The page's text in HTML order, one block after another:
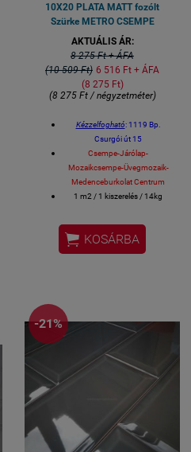
10X20 PLATA MATT fozólt
Szürke METRO CSEMPE
AKTUÁLIS ÁR:
8 275 Ft + ÁFA
(10 509 Ft) 6 516 Ft + ÁFA
(8 275 Ft)
(8 275 Ft / négyzetméter)
Kézzelfogható: 1119 Bp.
Csurgói út 15
Csempe-Járólap-
Mozaikcsempe-Üvegmozaik-
Medenceburkolat Centrum
1 m2 / 1 kiszerelés / 14kg
Gérvágással fordítjuk a sarkokat.
Fürdőszobai csempe, konyhai
csempe, éttermi design csempe
 KOSÁRBA
-21%